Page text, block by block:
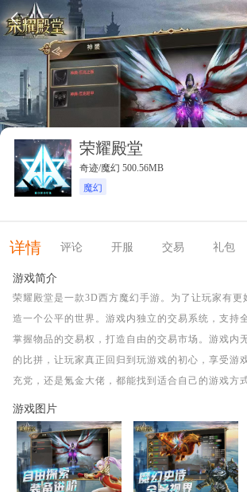
荣耀殿堂
奇迹/魔幻 500.56MB
魔幻
详情 评论 开服 交易 礼包
游戏简介
荣耀殿堂是一款3D西方魔幻手游。为了让玩家有更
造一个公平的世界。游戏内独立的交易系统，支持
掌握物品的交易权，打造自由的交易市场。游戏内
的比拼，让玩家真正回归到玩游戏的初心，享受游
充党，还是氪金大佬，都能找到适合自己的游戏方式
游戏图片